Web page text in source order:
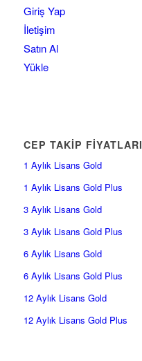
Giriş Yap
İletişim
Satın Al
Yükle
CEP TAKİP FİYATLARI
1 Aylık Lisans Gold
1 Aylık Lisans Gold Plus
3 Aylık Lisans Gold
3 Aylık Lisans Gold Plus
6 Aylık Lisans Gold
6 Aylık Lisans Gold Plus
12 Aylık Lisans Gold
12 Aylık Lisans Gold Plus